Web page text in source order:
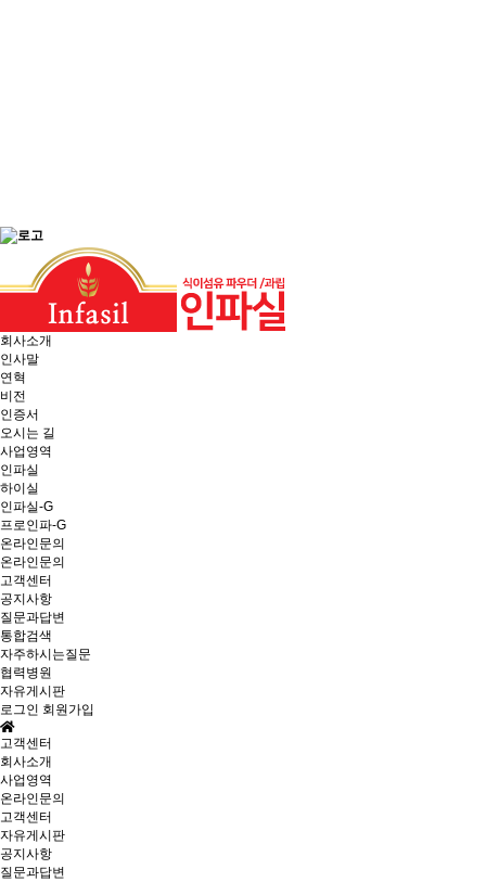
회사소개
인사말
연혁
비전
인증서
오시는 길
사업영역
인파실
하이실
인파실-G
프로인파-G
온라인문의
온라인문의
고객센터
공지사항
질문과답변
통합검색
자주하시는질문
협력병원
자유게시판
로그인 회원가입
고객센터
회사소개
사업영역
온라인문의
고객센터
자유게시판
공지사항
질문과답변